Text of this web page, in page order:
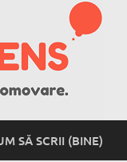
SĂ SCRII (BINE)